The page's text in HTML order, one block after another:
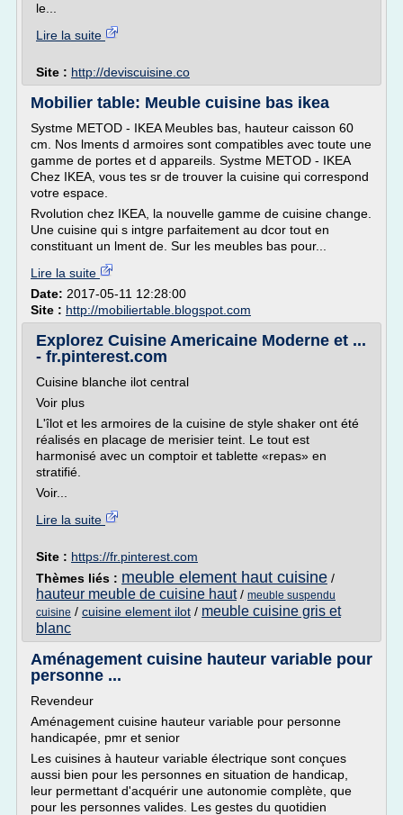
le...
Lire la suite
Site : http://deviscuisine.co
Mobilier table: Meuble cuisine bas ikea
Systme METOD - IKEA Meubles bas, hauteur caisson 60
cm. Nos lments d armoires sont compatibles avec toute une
gamme de portes et d appareils. Systme METOD - IKEA
Chez IKEA, vous tes sr de trouver la cuisine qui correspond
votre espace.
Rvolution chez IKEA, la nouvelle gamme de cuisine change.
Une cuisine qui s intgre parfaitement au dcor tout en
constituant un lment de. Sur les meubles bas pour...
Lire la suite
Date: 2017-05-11 12:28:00
Site : http://mobiliertable.blogspot.com
Explorez Cuisine Americaine Moderne et ...
- fr.pinterest.com
Cuisine blanche ilot central
Voir plus
L'îlot et les armoires de la cuisine de style shaker ont été
réalisés en placage de merisier teint. Le tout est
harmonisé avec un comptoir et tablette «repas» en
stratifié.
Voir...
Lire la suite
Site : https://fr.pinterest.com
Thèmes liés : meuble element haut cuisine /
hauteur meuble de cuisine haut/ meuble suspendu
cuisine / cuisine element ilot / meuble cuisine gris et
blanc
Aménagement cuisine hauteur variable pour
personne ...
Revendeur
Aménagement cuisine hauteur variable pour personne
handicapée, pmr et senior
Les cuisines à hauteur variable électrique sont conçues
aussi bien pour les personnes en situation de handicap,
leur permettant d'acquérir une autonomie complète, que
pour les personnes valides. Les gestes du quotidien